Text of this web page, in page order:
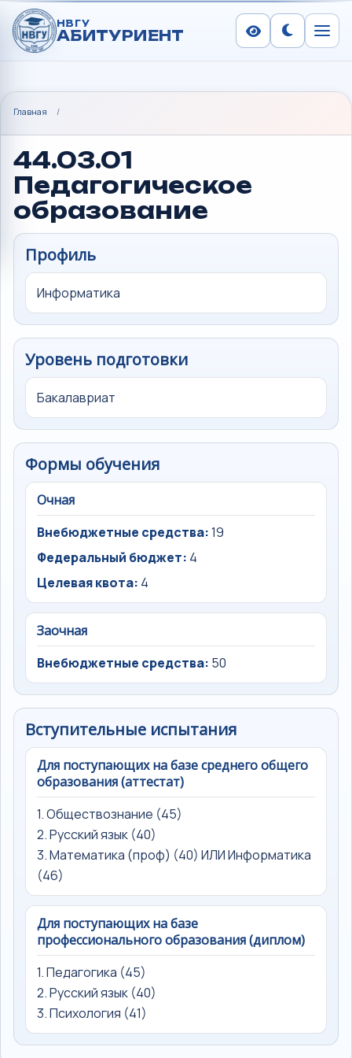
НВГУ
АБИТУРИЕНТ СменитьМеню
Главная /
44.03.01
Педагогическое
образование
Профиль
Информатика
Уровень подготовки
Бакалавриат
Формы обучения
Очная
Внебюджетные средства:19
Федеральный бюджет: 4
Целевая квота: 4
Заочная
Внебюджетные средства: 50
Вступительные испытания
Для поступающих на базе среднего общего
образования (аттестат)
1. Обществознание (45)
2. Русский язык (40)
3. Математика (проф) (40) ИЛИ Информатика
(46)
Для поступающих на базе
профессионального образования (диплом)
1. Педагогика (45)
2. Русский язык (40)
3. Психология (41)